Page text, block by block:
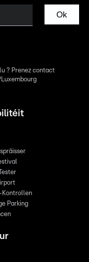
Ok
? Prenez contact
Kontrollen
Parking